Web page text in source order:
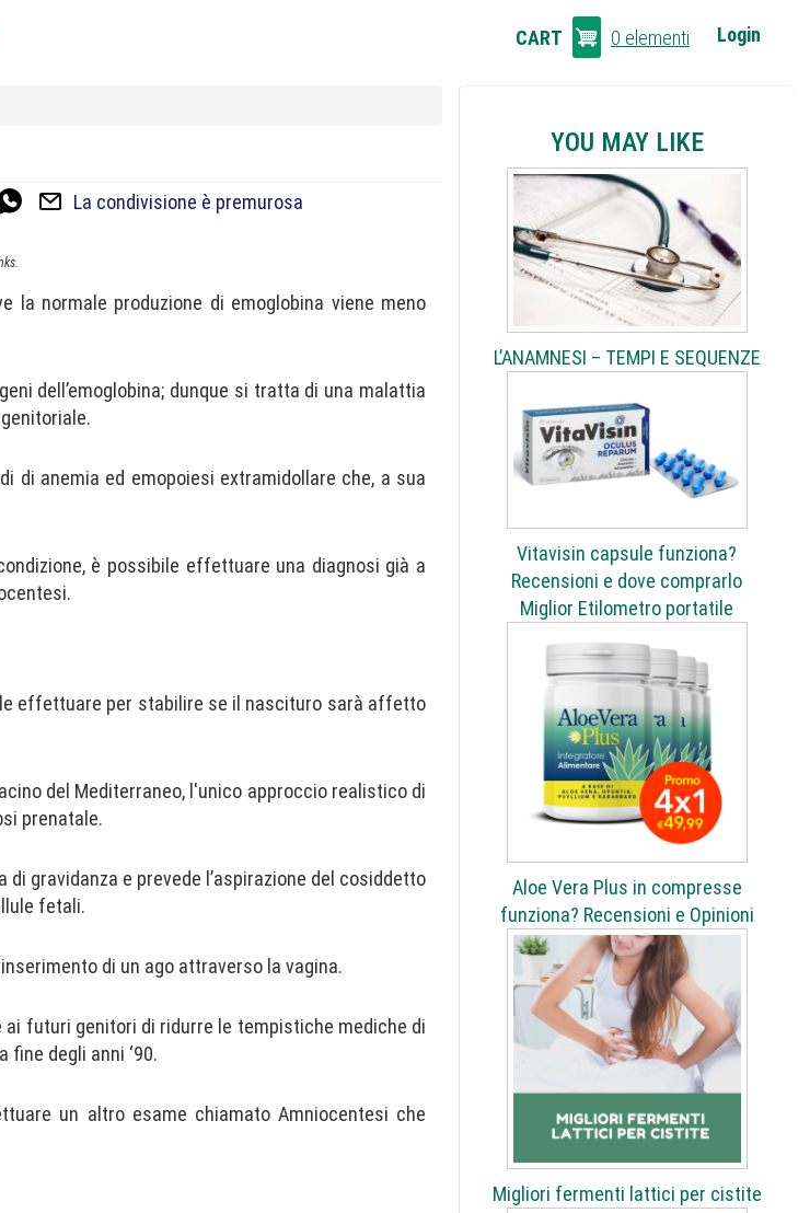
CART
Login
CART 0 elementi
La condivisione è premurosa
la normale produzione di emoglobina viene meno
dell’emoglobina; dunque si tratta di una malattia
di anemia ed emopoiesi extramidollare che, a sua
è possibile effettuare una diagnosi già a
effettuare per stabilire se il nascituro sarà affetto
del Mediterraneo, l'unico approccio realistico di
prenatale.
gravidanza e prevede l’aspirazione del cosiddetto
fetali.
di un ago attraverso la vagina.
futuri genitori di ridurre le tempistiche mediche di
degli anni ‘90.
un altro esame chiamato Amniocentesi che
YOU MAY LIKE
L’ANAMNESI – TEMPI E SEQUENZE
Vitavisin capsule funziona?
Recensioni e dove comprarlo
Miglior Etilometro portatile
Aloe Vera Plus in compresse
funziona? Recensioni e Opinioni
Migliori fermenti lattici per cistite